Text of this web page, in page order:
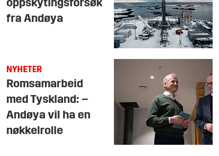
oppskytingsforsøk
fra Andøya
NYHETER
Romsamarbeid
med Tyskland: –
Andøya vil ha en
nøkkelrolle